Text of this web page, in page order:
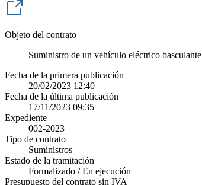
Objeto del contrato
Suministro de un vehículo eléctrico basculante
Fecha de la primera publicación
20/02/2023 12:40
Fecha de la última publicación
17/11/2023 09:35
Expediente
002-2023
Tipo de contrato
Suministros
Estado de la tramitación
Formalizado / En ejecución
Presupuesto del contrato sin IVA